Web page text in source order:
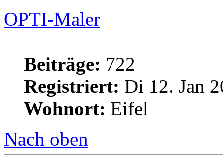
OPTI-Maler
Beiträge: 722
Registriert: Di 12. Jan
Wohnort: Eifel
Nach oben